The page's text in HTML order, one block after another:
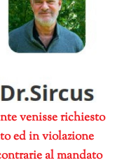
venisse richiesto
ed in violazione
al mandato